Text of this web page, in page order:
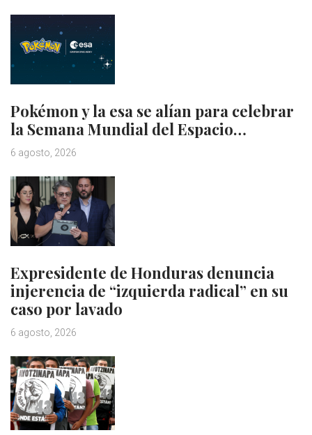
Pokémon y la esa se alían para celebrar
la Semana Mundial del Espacio…
6 agosto, 2026
Expresidente de Honduras denuncia
injerencia de “izquierda radical” en su
caso por lavado
6 agosto, 2026